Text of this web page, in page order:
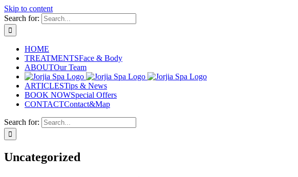
Skip to content
Search for:
HOME
TREATMENTSFace & Body
ABOUTOur Team
ARTICLESTips & News
BOOK NOWSpecial Offers
CONTACTContact&Map
Search for:
Uncategorized